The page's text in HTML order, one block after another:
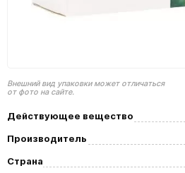
Внешний вид упаковки может отличаться
от фото на сайте.
Действующее вещество
Производитель
Страна